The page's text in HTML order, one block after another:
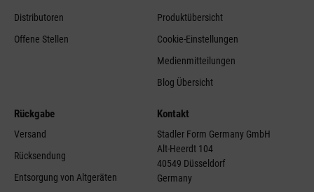
Distributoren
Offene Stellen
Produktübersicht
Cookie-Einstellungen
Medienmitteilungen
Blog Übersicht
Rückgabe
Versand
Rücksendung
Entsorgung von Altgeräten
Kontakt
Stadler Form Germany GmbH
Alt-Heerdt 104
40549 Düsseldorf
Germany